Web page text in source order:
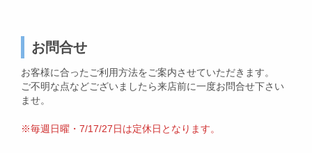
お問合せ
お客様に合ったご利用方法をご案内させていただきます。
ご不明な点などございましたら来店前に一度お問合せ下さい
ませ。
※毎週日曜・7/17/27日は定休日となります。